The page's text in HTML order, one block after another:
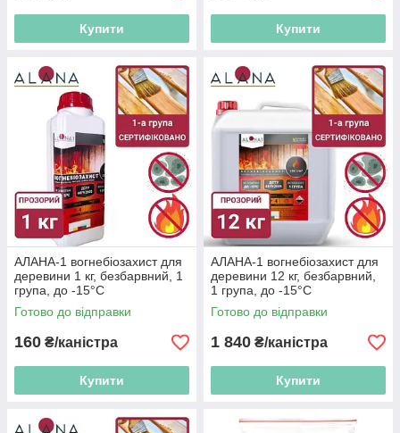
Купити Купити
АЛАНА-1 вогнебіозахист для
деревини 1 кг, безбарвний, 1
група, до -15°C
Готово до відправки
160 ₴/каністра
Купити
АЛАНА-1 вогнебіозахист для
деревини 12 кг, безбарвний,
1 група, до -15°C
Готово до відправки
1 840 ₴/каністра
Купити